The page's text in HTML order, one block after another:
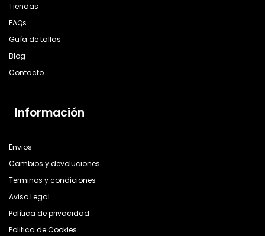
Tiendas
FAQs
Guía de tallas
Blog
Contacto
Información
Envios
Cambios y devoluciones
Terminos y condiciones
Aviso Legal
Política de privacidad
Politica de Cookies